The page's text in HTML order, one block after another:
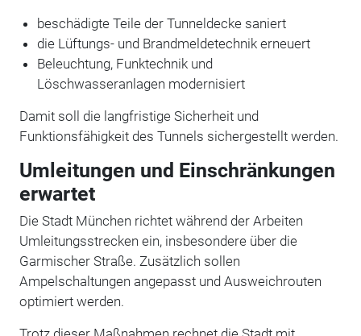
beschädigte Teile der Tunneldecke saniert
die Lüftungs- und Brandmeldetechnik erneuert
Beleuchtung, Funktechnik und
Löschwasseranlagen modernisiert
Damit soll die langfristige Sicherheit und
Funktionsfähigkeit des Tunnels sichergestellt werden.
Umleitungen und Einschränkungen
erwartet
Die Stadt München richtet während der Arbeiten
Umleitungsstrecken ein, insbesondere über die
Garmischer Straße. Zusätzlich sollen
Ampelschaltungen angepasst und Ausweichrouten
optimiert werden.